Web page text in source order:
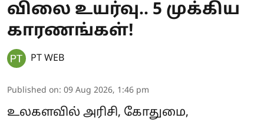
விலை உயர்வு.. 5 முக்கிய
காரணங்கள்!
PT WEB
Published on: 09 Aug 2026, 1:46 pm
உலகளவில் அரிசி, கோதுமை,